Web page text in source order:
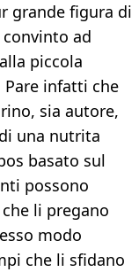
grande figura di
ad
piccola
infatti che
sia autore,
una nutrita
basato sul
possono
li pregano
modo
che li sfidano